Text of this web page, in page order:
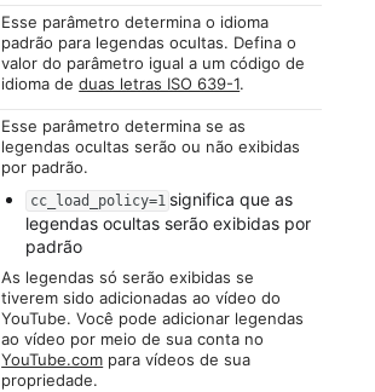
Esse parâmetro determina o idioma
padrão para legendas ocultas. Defina o
valor do parâmetro igual a um código de
idioma deduas letras ISO 639-1.
Esse parâmetro determina se as
legendas ocultas serão ou não exibidas
por padrão.
cc_load_policy=1 significa que as
legendas ocultas serão exibidas por
padrão
As legendas só serão exibidas se
tiverem sido adicionadas ao vídeo do
YouTube. Você pode adicionar legendas
ao vídeo por meio de sua conta no
YouTube.com para vídeos de sua
propriedade.